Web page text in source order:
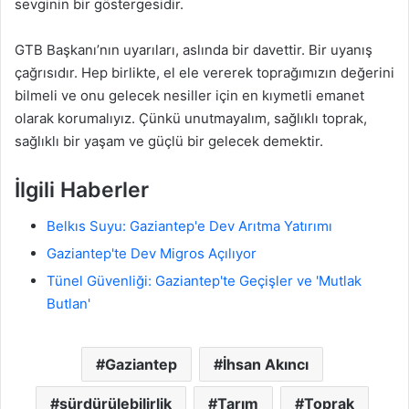
sevginin bir göstergesidir.
GTB Başkanı’nın uyarıları, aslında bir davettir. Bir uyanış
çağrısıdır. Hep birlikte, el ele vererek toprağımızın değerini
bilmeli ve onu gelecek nesiller için en kıymetli emanet
olarak korumalıyız. Çünkü unutmayalım, sağlıklı toprak,
sağlıklı bir yaşam ve güçlü bir gelecek demektir.
İlgili Haberler
Belkıs Suyu: Gaziantep'e Dev Arıtma Yatırımı
Gaziantep'te Dev Migros Açılıyor
Tünel Güvenliği: Gaziantep'te Geçişler ve 'Mutlak
Butlan'
Gaziantep İhsan Akıncı
sürdürülebilirlik Tarım Toprak